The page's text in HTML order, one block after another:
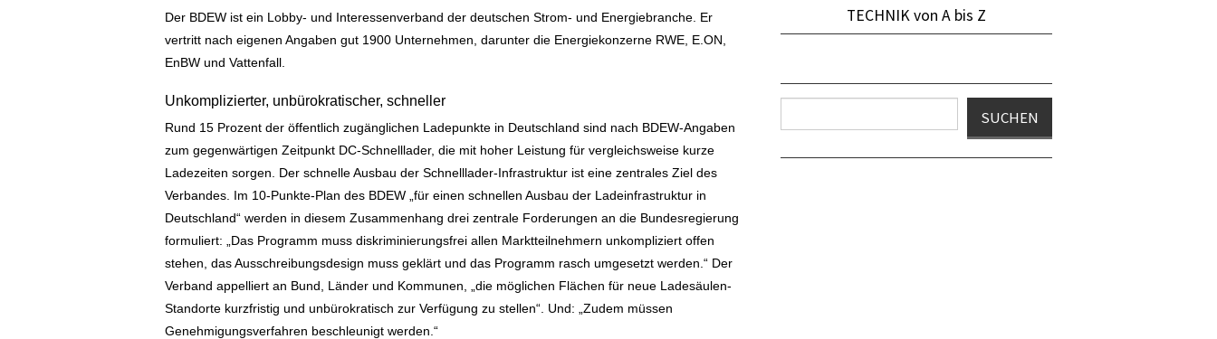
Der BDEW ist ein Lobby- und Interessenverband der deutschen Strom- und Energiebranche. Er
vertritt nach eigenen Angaben gut 1900 Unternehmen, darunter die Energiekonzerne RWE, E.ON,
EnBW und Vattenfall.
Unkomplizierter, unbürokratischer, schneller
Rund 15 Prozent der öffentlich zugänglichen Ladepunkte in Deutschland sind nach BDEW-Angaben
zum gegenwärtigen Zeitpunkt DC-Schnelllader, die mit hoher Leistung für vergleichsweise kurze
Ladezeiten sorgen. Der schnelle Ausbau der Schnelllader-Infrastruktur ist eine zentrales Ziel des
Verbandes. Im 10-Punkte-Plan des BDEW „für einen schnellen Ausbau der Ladeinfrastruktur in
Deutschland“ werden in diesem Zusammenhang drei zentrale Forderungen an die Bundesregierung
formuliert: „Das Programm muss diskriminierungsfrei allen Marktteilnehmern unkompliziert offen
stehen, das Ausschreibungsdesign muss geklärt und das Programm rasch umgesetzt werden.“ Der
Verband appelliert an Bund, Länder und Kommunen, „die möglichen Flächen für neue Ladesäulen-
Standorte kurzfristig und unbürokratisch zur Verfügung zu stellen“. Und: „Zudem müssen
Genehmigungsverfahren beschleunigt werden.“
TECHNIK von A bis Z
SUCHEN